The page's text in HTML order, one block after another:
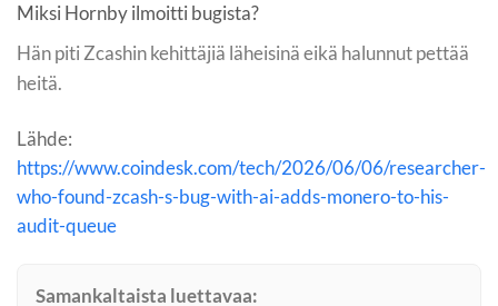
Miksi Hornby ilmoitti bugista?
Hän piti Zcashin kehittäjiä läheisinä eikä halunnut pettää
heitä.
Lähde:
https://www.coindesk.com/tech/2026/06/06/researcher-
who-found-zcash-s-bug-with-ai-adds-monero-to-his-
audit-queue
Samankaltaista luettavaa: